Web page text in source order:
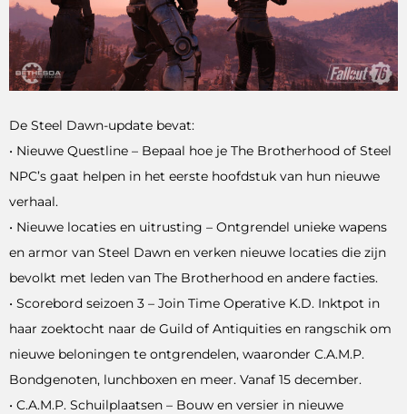
De Steel Dawn-update bevat:
• Nieuwe Questline – Bepaal hoe je The Brotherhood of Steel
NPC’s gaat helpen in het eerste hoofdstuk van hun nieuwe
verhaal.
• Nieuwe locaties en uitrusting – Ontgrendel unieke wapens
en armor van Steel Dawn en verken nieuwe locaties die zijn
bevolkt met leden van The Brotherhood en andere facties.
• Scorebord seizoen 3 – Join Time Operative K.D. Inktpot in
haar zoektocht naar de Guild of Antiquities en rangschik om
nieuwe beloningen te ontgrendelen, waaronder C.A.M.P.
Bondgenoten, lunchboxen en meer. Vanaf 15 december.
• C.A.M.P. Schuilplaatsen – Bouw en versier in nieuwe